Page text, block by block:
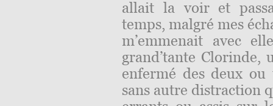
allait la voir et
temps, malgré mes
m’emmenait avec
grand’tante
enfermé des deux ou
sans autre distraction